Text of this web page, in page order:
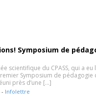
Symposium de
scientifique du CPASS, qui a
Symposium de pédagogie
près d’une […]
- Infolettre